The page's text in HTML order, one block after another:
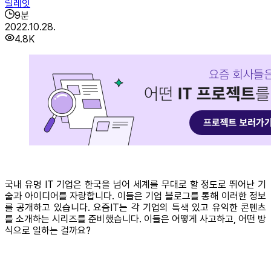
릴레잇
9분
2022.10.28.
4.8K
국내 유명 IT 기업은 한국을 넘어 세계를 무대로 할 정도로 뛰어난 기
술과 아이디어를 자랑합니다. 이들은 기업 블로그를 통해 이러한 정보
를 공개하고 있습니다. 요즘IT는 각 기업의 특색 있고 유익한 콘텐츠
를 소개하는 시리즈를 준비했습니다. 이들은 어떻게 사고하고, 어떤 방
식으로 일하는 걸까요?